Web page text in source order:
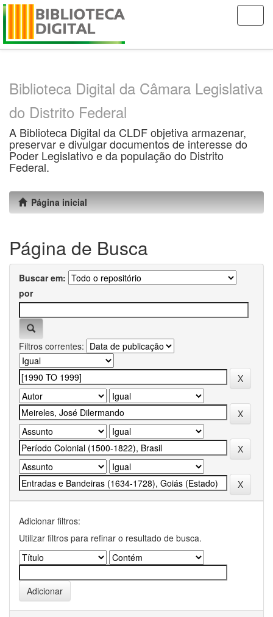
Skip
Biblioteca Digital da Câmara Legislativa
do Distrito Federal
A Biblioteca Digital da CLDF objetiva armazenar,
preservar e divulgar documentos de interesse do
Poder Legislativo e da população do Distrito
Federal.
Página inicial
Página de Busca
Buscar em:
por
Filtros correntes:
Adicionar filtros:
Utilizar filtros para refinar o resultado de busca.